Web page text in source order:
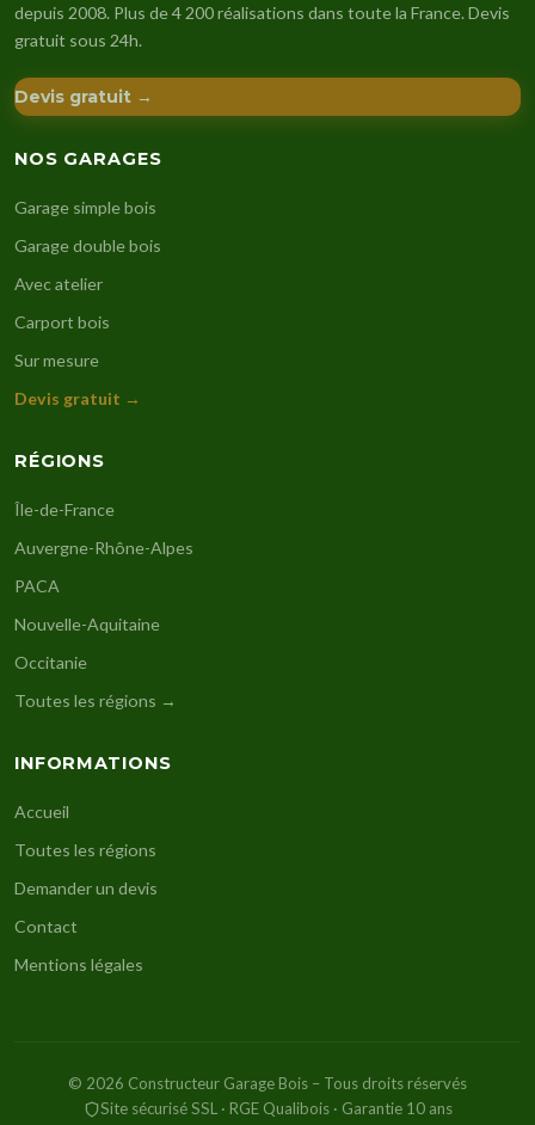
depuis 2008. Plus de 4 200 réalisations dans toute la France. Devis
gratuit sous 24h.
Devis gratuit →
NOS GARAGES
Garage simple bois
Garage double bois
Avec atelier
Carport bois
Sur mesure
Devis gratuit →
RÉGIONS
Île-de-France
Auvergne-Rhône-Alpes
PACA
Nouvelle-Aquitaine
Occitanie
Toutes les régions →
INFORMATIONS
Accueil
Toutes les régions
Demander un devis
Contact
Mentions légales
© 2026 Constructeur Garage Bois – Tous droits réservés
Site sécurisé SSL · RGE Qualibois · Garantie 10 ans